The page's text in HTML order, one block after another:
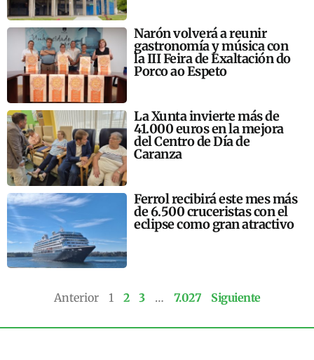
Narón volverá a reunir
gastronomía y música con
la III Feira de Exaltación do
Porco ao Espeto
La Xunta invierte más de
41.000 euros en la mejora
del Centro de Día de
Caranza
Ferrol recibirá este mes más
de 6.500 cruceristas con el
eclipse como gran atractivo
Anterior 1 2 3 … 7.027 Siguiente